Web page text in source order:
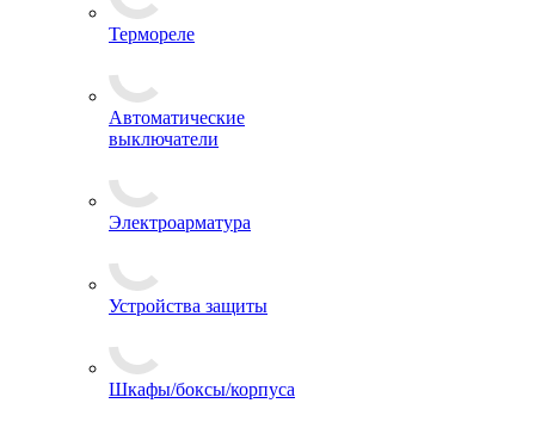
Термореле
Автоматические
выключатели
Электроарматура
Устройства защиты
Шкафы/боксы/корпуса